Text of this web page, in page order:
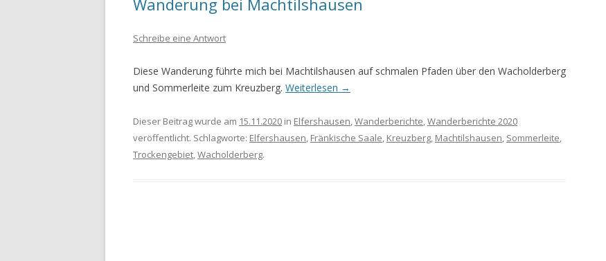
MEINE WANDERUNGEN 2021
KREUZBERG BIS HAMMELBURG
MAINTAL
Wanderung bei Machtilshausen
Schreibe eine Antwort
Diese Wanderung führte mich bei Machtilshausen auf schmalen Pfaden über den Wacholderberg
und Sommerleite zum Kreuzberg. Weiterlesen →
Dieser Beitrag wurde am 15.11.2020 in Elfershausen,Wanderberichte,Wanderberichte 2020
veröffentlicht. Schlagworte: Elfershausen, Fränkische Saale, Kreuzberg, Machtilshausen, Sommerleite,
Trockengebiet,Wacholderberg.